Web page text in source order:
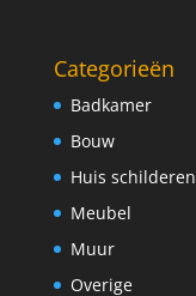
Categorieën
Badkamer
Bouw
Huis schilderen
Meubel
Muur
Overige